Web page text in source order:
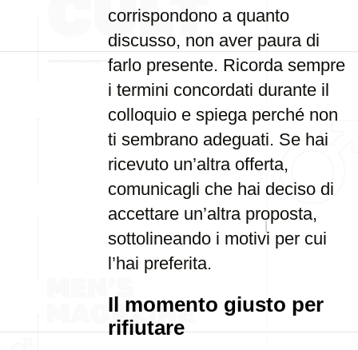
corrispondono a quanto
discusso, non aver paura di
farlo presente. Ricorda sempre
i termini concordati durante il
colloquio e spiega perché non
ti sembrano adeguati. Se hai
ricevuto un’altra offerta,
comunicagli che hai deciso di
accettare un’altra proposta,
sottolineando i motivi per cui
l’hai preferita.
Il momento giusto per
rifiutare